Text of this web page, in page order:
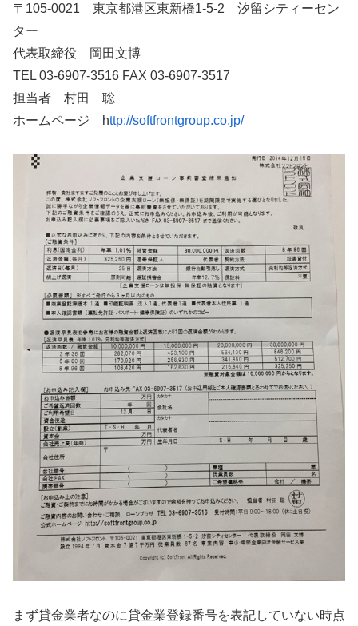
〒105-0021 東京都港区東新橋1-5-2 汐留シティーセン
ター
代表取締役 岡田文博
TEL 03-6907-3516 FAX 03-6907-3517
担当者 村田 聡
ホームページ http://softfrontgroup.co.jp/
まず貸金業者なのに貸金業登録番号を表記していない時点